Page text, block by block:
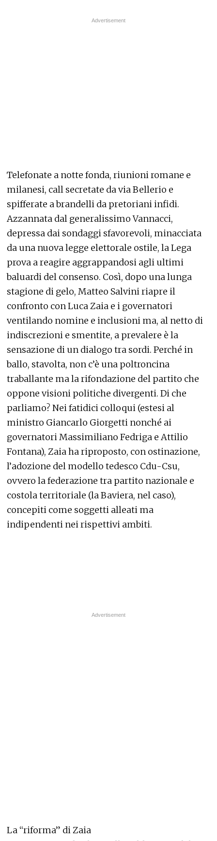
Telefonate a notte fonda, riunioni romane e
milanesi, call secretate da via Bellerio e
spifferate a brandelli da pretoriani infidi.
Azzannata dal generalissimo Vannacci,
depressa dai sondaggi sfavorevoli, minacciata
da una nuova legge elettorale ostile, la Lega
prova a reagire aggrappandosi agli ultimi
baluardi del consenso. Così, dopo una lunga
stagione di gelo, Matteo Salvini riapre il
confronto con Luca Zaia e i governatori
ventilando nomine e inclusioni ma, al netto di
indiscrezioni e smentite, a prevalere è la
sensazione di un dialogo tra sordi. Perché in
ballo, stavolta, non c’è una poltroncina
traballante ma la rifondazione del partito che
oppone visioni politiche divergenti. Di che
parliamo? Nei fatidici colloqui (estesi al
ministro Giancarlo Giorgetti nonché ai
governatori Massimiliano Fedriga e Attilio
Fontana), Zaia ha riproposto, con ostinazione,
l’adozione del modello tedesco Cdu-Csu,
ovvero la federazione tra partito nazionale e
costola territoriale (la Baviera, nel caso),
concepiti come soggetti alleati ma
indipendenti nei rispettivi ambiti.
La “riforma” di Zaia